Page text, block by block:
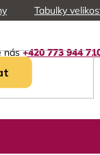
Tabulky
nás+420 773 944